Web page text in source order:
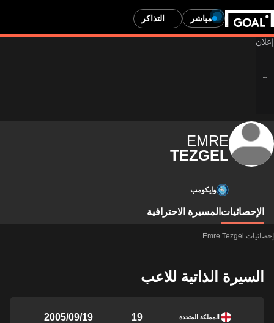
مباشر التذاكر
EMRE
TEZGEL
وايكومب
الإحصائيات المسيرة الاحترافية
إحصائيات Emre Tezgel
السيرة الذاتية للاعب
المملكة المتحدة 19
19‏/09‏/2005